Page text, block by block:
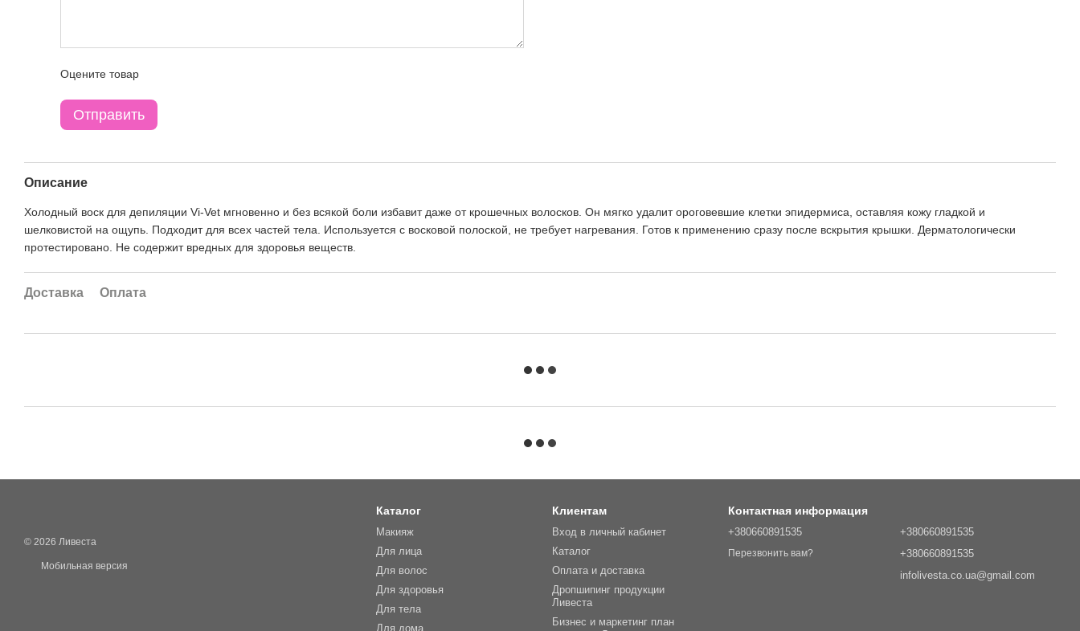
Оцените товар
Отправить
Описание
Холодный воск для депиляции Vi-Vet мгновенно и без всякой боли избавит даже от крошечных волосков. Он мягко удалит ороговевшие клетки эпидермиса, оставляя кожу гладкой и
шелковистой на ощупь. Подходит для всех частей тела. Используется с восковой полоской, не требует нагревания. Готов к применению сразу после вскрытия крышки. Дерматологически
протестировано. Не содержит вредных для здоровья веществ.
Доставка Оплата
© 2026 Ливеста
Мобильная версия
Каталог
Макияж
Для лица
Для волос
Для здоровья
Для тела
Для дома
Клиентам
Вход в личный кабинет
Каталог
Оплата и доставка
Дропшипинг продукции
Ливеста
Бизнес и маркетинг план
Контактная информация
+380660891535
Перезвонить вам?
+380660891535
+380660891535
infolivesta.co.ua@gmail.com